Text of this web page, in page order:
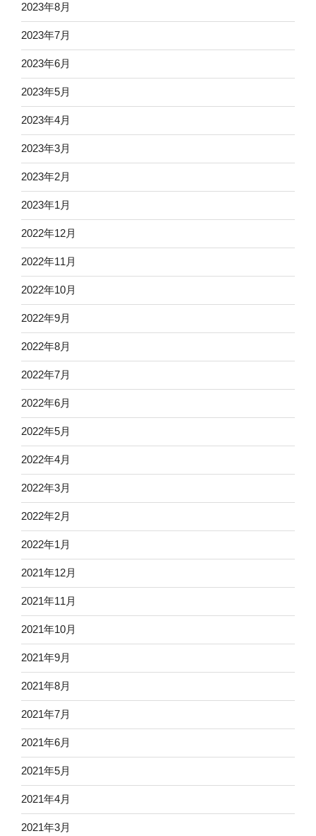
2023年8月
2023年7月
2023年6月
2023年5月
2023年4月
2023年3月
2023年2月
2023年1月
2022年12月
2022年11月
2022年10月
2022年9月
2022年8月
2022年7月
2022年6月
2022年5月
2022年4月
2022年3月
2022年2月
2022年1月
2021年12月
2021年11月
2021年10月
2021年9月
2021年8月
2021年7月
2021年6月
2021年5月
2021年4月
2021年3月